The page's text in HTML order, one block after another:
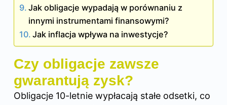
Jak obligacje wypadają w porównaniu z
innymi instrumentami finansowymi?
Jak inflacja wpływa na inwestycje?
Czy obligacje zawsze
gwarantują zysk?
Obligacje 10-letnie wypłacają stałe odsetki, co